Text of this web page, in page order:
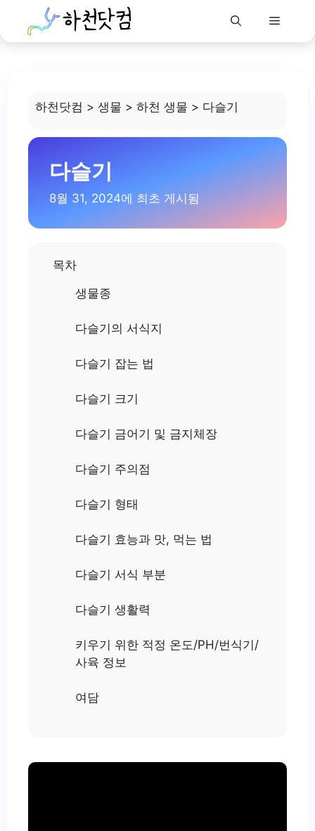
content
Menu
하천닷컴 > 생물 > 하천 생물 > 다슬기
다슬기
8월 31, 2024에 최초 게시됨
목차
생물종
다슬기의 서식지
다슬기 잡는 법
다슬기 크기
다슬기 금어기 및 금지체장
다슬기 주의점
다슬기 형태
다슬기 효능과 맛, 먹는 법
다슬기 서식 부분
다슬기 생활력
키우기 위한 적정 온도/PH/번식기/
사육 정보
여담